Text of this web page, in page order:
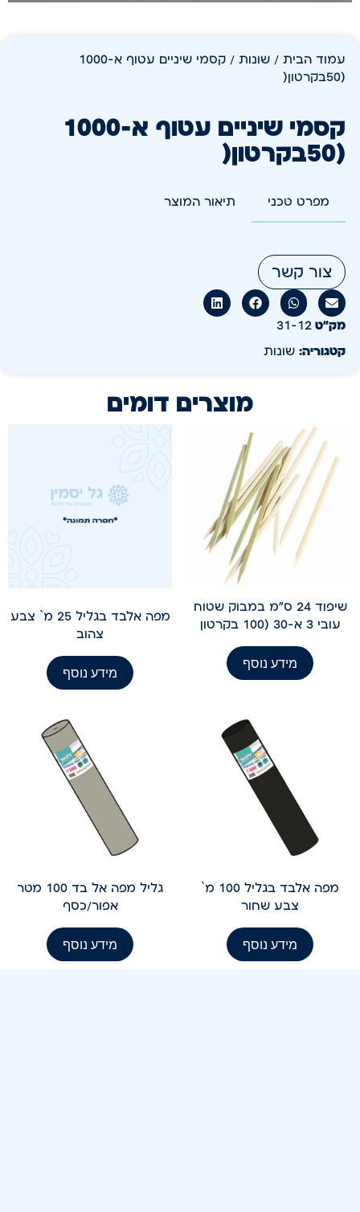
עמוד הבית / שונות
/ קסמי שיניים עטוף א-1000
(50בקרטון(
קסמי שיניים עטוף א-1000
(50בקרטון(
מפרט טכני תיאור המוצר
צור קשר
מק״ט 31-12
קטגוריה: שונות
מוצרים דומים
שיפוד 24 ס"מ במבוק שטוח
עובי 3 א-30 (100 בקרטון
מידע נוסף
מפה אלבד בגליל 25 מ` צבע
צהוב
מידע נוסף
מפה אלבד בגליל 100 מ`
צבע שחור
מידע נוסף
גליל מפה אל בד 100 מטר
אפור/כסף
מידע נוסף